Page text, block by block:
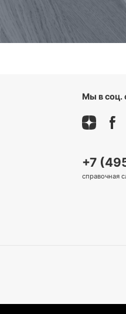
Мы в соц.
+7
справочная